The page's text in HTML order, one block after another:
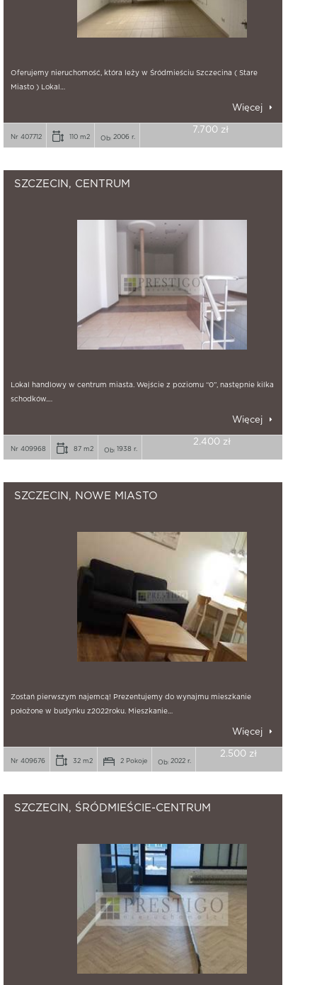
Oferujemy nieruchomość, która leży w Śródmieściu Szczecina ( Stare
Miasto ) Lokal…
Więcej
Nr 407712 110 m2 2006 r.
7.700 zł
SZCZECIN, CENTRUM
Lokal handlowy w centrum miasta. Wejście z poziomu “0”, następnie kilka
schodków.…
Więcej
Nr 409968 87 m2 1938 r.
2.400 zł
SZCZECIN, NOWE MIASTO
Zostań pierwszym najemcą! Prezentujemy do wynajmu mieszkanie
położone w budynku z2022roku. Mieszkanie…
Więcej
Nr 409676 32 m2 2 Pokoje 2022 r.
2.500 zł
SZCZECIN, ŚRÓDMIEŚCIE-CENTRUM